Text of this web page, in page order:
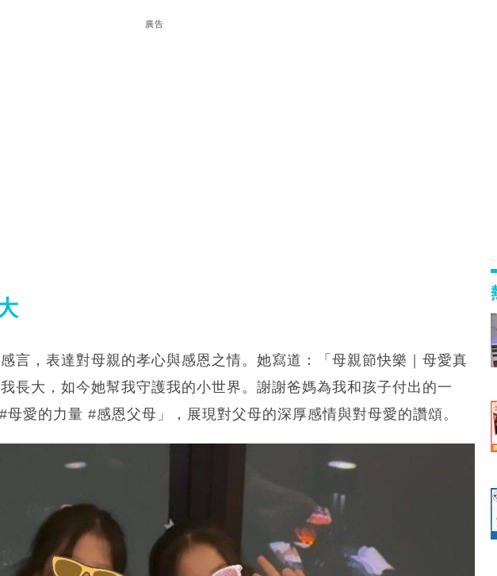
廣告
言，表達對母親的孝心與感恩之情。她寫道：「母親節快樂｜母愛真
長大，如今她幫我守護我的小世界。謝謝爸媽為我和孩子付出的一
愛的力量 #感恩父母」，展現對父母的深厚感情與對母愛的讚頌。